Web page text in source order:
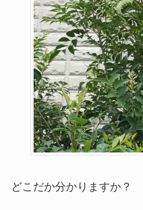
どこだか分かりますか？